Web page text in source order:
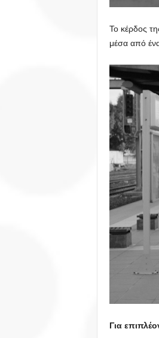
Το κέρδος
μέσα από
Για